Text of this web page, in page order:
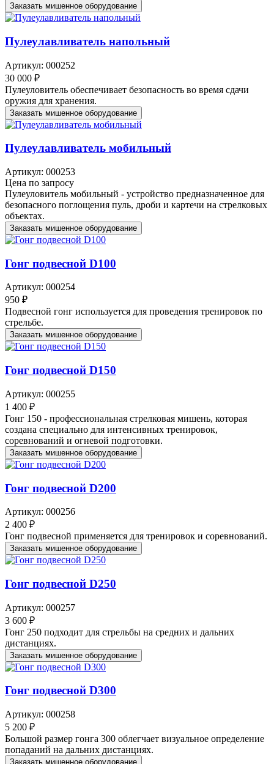
Заказать мишенное оборудование
Пулеулавливатель напольный
Артикул: 000252
30 000 ₽
Пулеуловитель обеспечивает безопасность во время сдачи
оружия для хранения.
Заказать мишенное оборудование
Пулеулавливатель мобильный
Артикул: 000253
Цена по запросу
Пулеуловитель мобильный - устройство предназначенное для
безопасного поглощения пуль, дроби и картечи на стрелковых
объектах.
Заказать мишенное оборудование
Гонг подвесной D100
Артикул: 000254
950 ₽
Подвесной гонг используется для проведения тренировок по
стрельбе.
Заказать мишенное оборудование
Гонг подвесной D150
Артикул: 000255
1 400 ₽
Гонг 150 - профессиональная стрелковая мишень, которая
создана специально для интенсивных тренировок,
соревнований и огневой подготовки.
Заказать мишенное оборудование
Гонг подвесной D200
Артикул: 000256
2 400 ₽
Гонг подвесной применяется для тренировок и соревнований.
Заказать мишенное оборудование
Гонг подвесной D250
Артикул: 000257
3 600 ₽
Гонг 250 подходит для стрельбы на средних и дальних
дистанциях.
Заказать мишенное оборудование
Гонг подвесной D300
Артикул: 000258
5 200 ₽
Большой размер гонга 300 облегчает визуальное определение
попаданий на дальних дистанциях.
Заказать мишенное оборудование